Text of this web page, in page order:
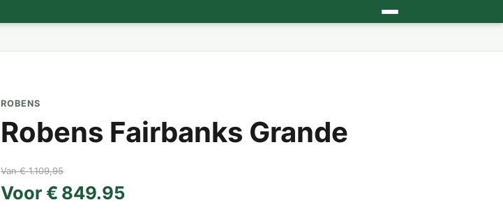
ROBENS
Robens Fairbanks Grande
Van € 1.109,95
Voor € 849.95